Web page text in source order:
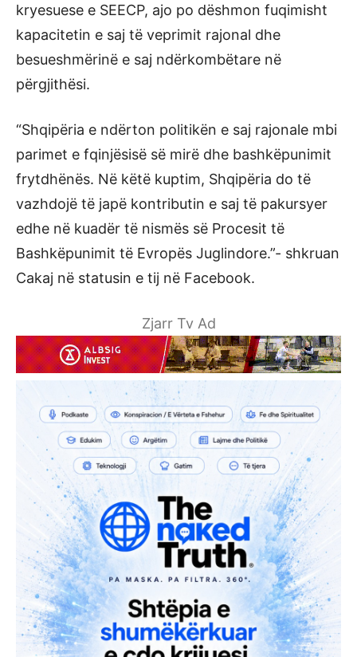
kryesuese e SEECP, ajo po dëshmon fuqimisht
kapacitetin e saj të veprimit rajonal dhe
besueshmërinë e saj ndërkombëtare në
përgjithësi.
“Shqipëria e ndërton politikën e saj rajonale mbi
parimet e fqinjësisë së mirë dhe bashkëpunimit
frytdhënës. Në këtë kuptim, Shqipëria do të
vazhdojë të japë kontributin e saj të pakursyer
edhe në kuadër të nismës së Procesit të
Bashkëpunimit të Evropës Juglindore.”- shkruan
Cakaj në statusin e tij në Facebook.
Zjarr Tv Ad